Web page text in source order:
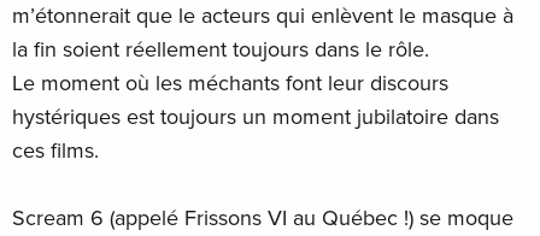
m’étonnerait que le acteurs qui enlèvent le masque à
la fin soient réellement toujours dans le rôle.
Le moment où les méchants font leur discours
hystériques est toujours un moment jubilatoire dans
ces films.
Scream 6 (appelé Frissons VI au Québec !) se moque